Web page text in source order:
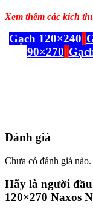
Xem thêm các kích
Gạch 120×240||
90×270||
Đánh giá
Chưa có đánh giá nào.
Hãy là người
120×270 Naxos